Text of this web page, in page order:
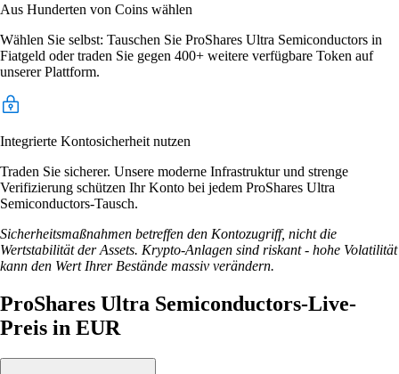
Aus Hunderten von Coins wählen
Wählen Sie selbst: Tauschen Sie ProShares Ultra Semiconductors in
Fiatgeld oder traden Sie gegen 400+ weitere verfügbare Token auf
unserer Plattform.
Integrierte Kontosicherheit nutzen
Traden Sie sicherer. Unsere moderne Infrastruktur und strenge
Verifizierung schützen Ihr Konto bei jedem ProShares Ultra
Semiconductors-Tausch.
Sicherheitsmaßnahmen betreffen den Kontozugriff, nicht die
Wertstabilität der Assets. Krypto-Anlagen sind riskant - hohe Volatilität
kann den Wert Ihrer Bestände massiv verändern.
ProShares Ultra Semiconductors-Live-
Preis in EUR